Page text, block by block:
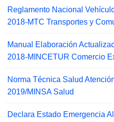
Reglamento Nacional
2018-MTC Transportes y
Manual Elaboración
2018-MINCETUR Comercio
Norma Técnica Salud
2019/MINSA Salud
Declara Estado Emergencia